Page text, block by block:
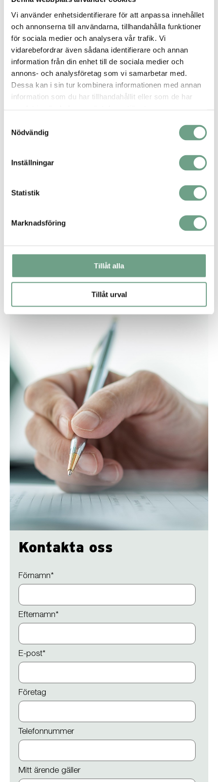
Vi använder enhetsidentifierare för att anpassa innehållet
och annonserna till användarna, tillhandahålla funktioner
för sociala medier och analysera vår trafik. Vi
vidarebefordrar även sådana identifierare och annan
information från din enhet till de sociala medier och
annons- och analysföretag som vi samarbetar med.
Dessa kan i sin tur kombinera informationen med annan
information som du har tillhandahållit eller som de har
Nödvändig
Inställningar
Statistik
Marknadsföring
Tillåt alla
Tillåt urval
Luftkompression och kylning
Säkerhetsventil typ 06370
Säkerhetsventil typ 06420
Lagring och borttagning
Kägelventiler
Kilslidventiler
Kontakta oss
Förnamn*
Efternamn*
E-post*
Företag
Telefonnummer
Mitt ärende gäller